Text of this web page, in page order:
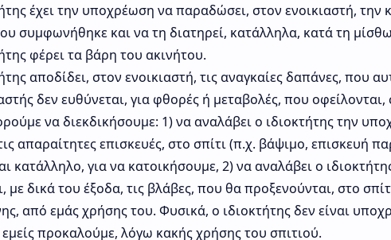
έχει την υποχρέωση να παραδώσει, στον ενοικιαστή, την
συμφωνήθηκε και να τη διατηρεί, κατάλληλα, κατά τη
φέρει τα βάρη του ακινήτου.
αποδίδει, στον ενοικιαστή, τις αναγκαίες δαπάνες, που
δεν ευθύνεται, για φθορές ή μεταβολές, που
να διεκδικήσουμε: 1) να αναλάβει ο ιδιοκτήτης την
απαραίτητες επισκευές, στο σπίτι (π.χ. βάψιμο, επισκευή
κατάλληλο, για να κατοικήσουμε, 2) να αναλάβει ο
με δικά του έξοδα, τις βλάβες, που θα προξενούνται, στο
από εμάς χρήσης του. Φυσικά, ο ιδιοκτήτης δεν είναι
προκαλούμε, λόγω κακής χρήσης του σπιτιού.